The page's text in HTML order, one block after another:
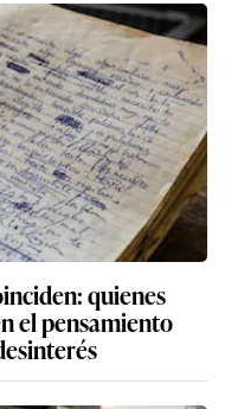
quienes
el pensamiento